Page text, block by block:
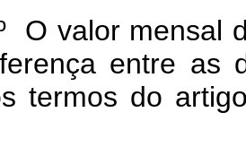
mensal do
entre as
termos do